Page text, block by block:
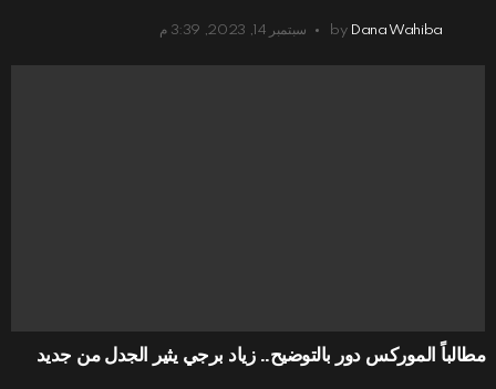
by Dana Wahiba سبتمبر 14, 2023, 3:39 م
مطالباً الموركس دور بالتوضيح.. زياد برجي يثير الجدل من جديد